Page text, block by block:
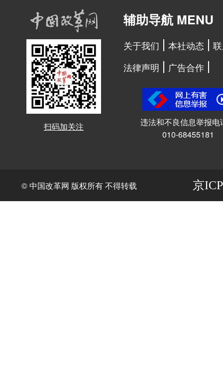
扫码加关注
辅助导航 MENU
关于我们 本社动态
法律声明
广告合作
违法和不良信息举报电
010-68455181
© 中国改革网 版权所有 不得转载 京